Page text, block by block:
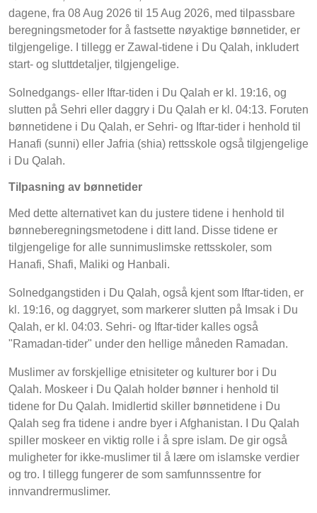
dagene, fra 08 Aug 2026 til 15 Aug 2026, med tilpassbare
beregningsmetoder for å fastsette nøyaktige bønnetider, er
tilgjengelige. I tillegg er Zawal-tidene i Du Qalah, inkludert
start- og sluttdetaljer, tilgjengelige.
Solnedgangs- eller Iftar-tiden i Du Qalah er kl. 19:16, og
slutten på Sehri eller daggry i Du Qalah er kl. 04:13. Foruten
bønnetidene i Du Qalah, er Sehri- og Iftar-tider i henhold til
Hanafi (sunni) eller Jafria (shia) rettsskole også tilgjengelige
i Du Qalah.
Tilpasning av bønnetider
Med dette alternativet kan du justere tidene i henhold til
bønneberegningsmetodene i ditt land. Disse tidene er
tilgjengelige for alle sunnimuslimske rettsskoler, som
Hanafi, Shafi, Maliki og Hanbali.
Solnedgangstiden i Du Qalah, også kjent som Iftar-tiden, er
kl. 19:16, og daggryet, som markerer slutten på Imsak i Du
Qalah, er kl. 04:03. Sehri- og Iftar-tider kalles også
"Ramadan-tider" under den hellige måneden Ramadan.
Muslimer av forskjellige etnisiteter og kulturer bor i Du
Qalah. Moskeer i Du Qalah holder bønner i henhold til
tidene for Du Qalah. Imidlertid skiller bønnetidene i Du
Qalah seg fra tidene i andre byer i Afghanistan. I Du Qalah
spiller moskeer en viktig rolle i å spre islam. De gir også
muligheter for ikke-muslimer til å lære om islamske verdier
og tro. I tillegg fungerer de som samfunnssentre for
innvandrermuslimer.